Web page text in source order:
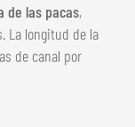
de las pacas,
La longitud de la
de canal por